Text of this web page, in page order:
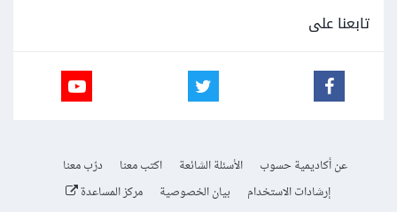
تابعنا على
عن أكاديمية حسوب الأسئلة الشائعة اكتب معنا
درّب معنا
إرشادات الاستخدام
بيان الخصوصية مركز المساعدة